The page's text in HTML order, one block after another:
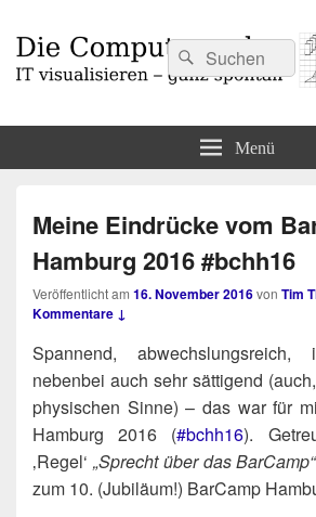
Suchen
nach:
Suchen
Menü
Meine Eindrücke vom
Hamburg 2016 #bchh16
Veröffentlicht am 16. November 2016von Tim
Kommentare ↓
Span­nend, abwechs­lungs­reich,
neben­bei auch sehr sät­ti­gend
phy­si­schen Sin­ne) – das war für
Ham­burg 2016 (#bchh16).
‚Regel‘ „Sprecht über das Bar­Camp“
zum 10. (Jubi­lä­um!) Bar­Camp